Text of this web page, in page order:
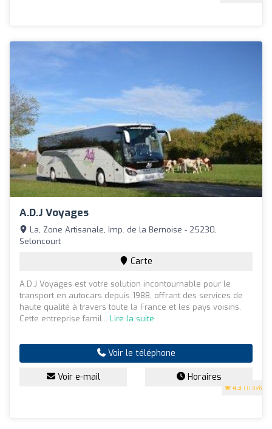
A.d.j Voyages
4.3 (11 avis)
La, Zone Artisanale, Imp. de la Bernoise - 25230,
Seloncourt
Carte
A.D.J Voyages est votre solution incontournable pour le
transport en autocars depuis 1988, offrant des services de
haute qualité à travers toute la France et les pays voisins.
Cette entreprise famil... Lire la suite
Voir le téléphone
Voir e-mail Horaires